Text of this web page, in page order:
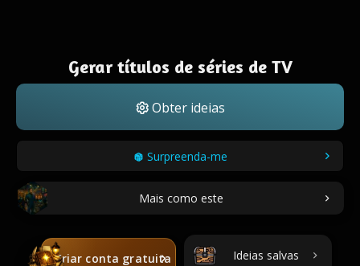
Gerar títulos de séries de TV
Obter ideias
Surpreenda-me
Mais como este
Criar conta gratuita Ideias salvas